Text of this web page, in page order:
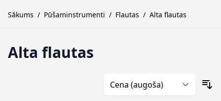
Sākums / Pūšaminstrumenti / Flautas / Alta flautas
Alta flautas